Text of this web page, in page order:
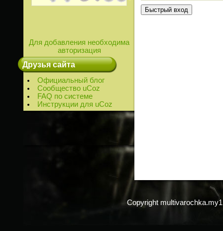
Для добавления необходима
авторизация
Друзья сайта
Официальный блог
Сообщество uCoz
FAQ по системе
Инструкции для uCoz
Copyright